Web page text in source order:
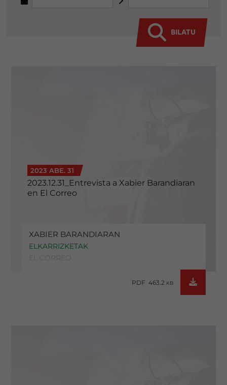
BILATU
2023 ABE. 31
2023.12.31_Entrevista a Xabier Barandiaran
en El Correo
XABIER BARANDIARAN
ELKARRIZKETAK
PDF 463.2 KB